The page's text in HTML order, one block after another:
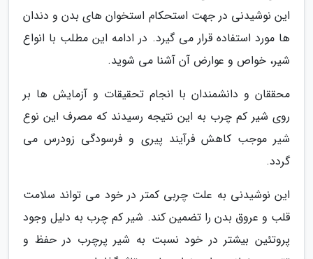
این نوشیدنی در جهت استحکام استخوان های بدن و دندان
ها مورد استفاده قرار می گیرد. در ادامه این مطلب با انواع
شیر، خواص و عوارض آن آشنا می شوید.
محققان و دانشمندان با انجام تحقیقات و آزمایش ها بر
روی شیر کم چرب به این نتیجه رسیدند که مصرف این نوع
شیر موجب کاهش فرآیند پیری و فرسودگی زودرس می
گردد.
این نوشیدنی به علت چربی کمتر در خود می تواند سلامت
قلب و عروق بدن را تضمین کند. شیر کم چرب به دلیل وجود
پروتئین بیشتر در خود نسبت به شیر پرچرب در حفظ و